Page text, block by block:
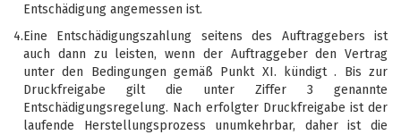
Entschädigung angemessen ist.
4.Eine Entschädigungszahlung seitens des Auftraggebers ist
auch dann zu leisten, wenn der Auftraggeber den Vertrag
unter den Bedingungen gemäß Punkt XI. kündigt . Bis zur
Druckfreigabe gilt die unter Ziffer 3 genannte
Entschädigungsregelung. Nach erfolgter Druckfreigabe ist der
laufende Herstellungsprozess unumkehrbar, daher ist die